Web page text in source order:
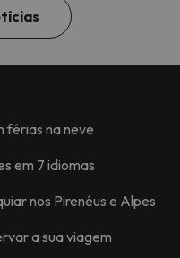
férias na neve
em 7 idiomas
nos Pirenéus e Alpes
a sua viagem